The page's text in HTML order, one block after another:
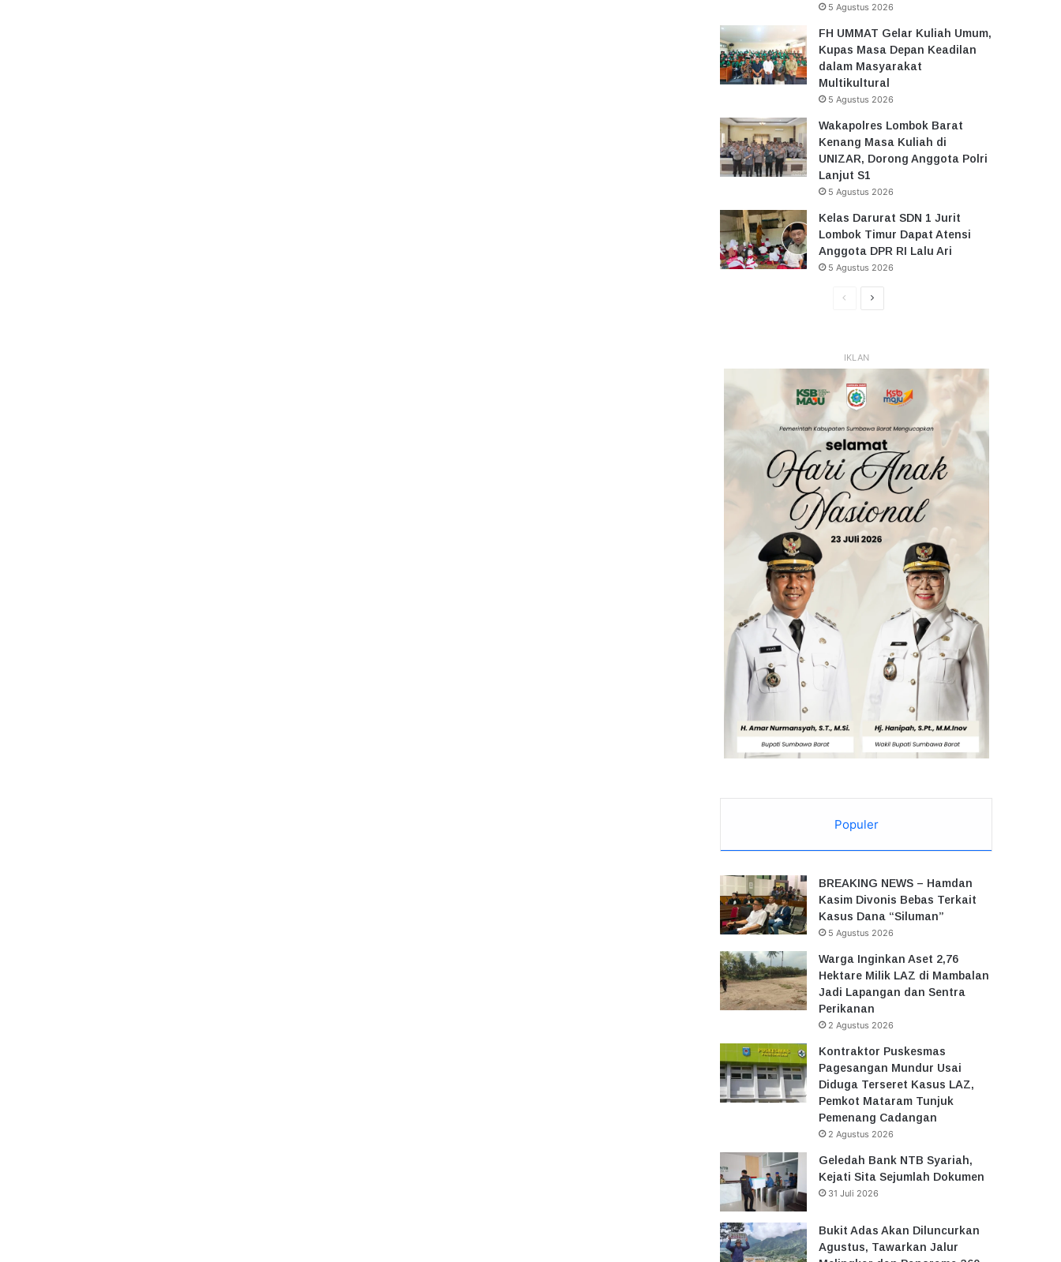
5 Agustus 2026
FH UMMAT Gelar Kuliah Umum,
Kupas Masa Depan Keadilan
dalam Masyarakat
Multikultural
5 Agustus 2026
Wakapolres Lombok Barat
Kenang Masa Kuliah di
UNIZAR, Dorong Anggota Polri
Lanjut S1
5 Agustus 2026
Kelas Darurat SDN 1 Jurit
Lombok Timur Dapat Atensi
Anggota DPR RI Lalu Ari
5 Agustus 2026
HalamanHalaman
IKLAN
Populer
BREAKING NEWS – Hamdan
Kasim Divonis Bebas Terkait
Kasus Dana “Siluman”
5 Agustus 2026
Warga Inginkan Aset 2,76
Hektare Milik LAZ di Mambalan
Jadi Lapangan dan Sentra
Perikanan
2 Agustus 2026
Kontraktor Puskesmas
Pagesangan Mundur Usai
Diduga Terseret Kasus LAZ,
Pemkot Mataram Tunjuk
Pemenang Cadangan
2 Agustus 2026
Geledah Bank NTB Syariah,
Kejati Sita Sejumlah Dokumen
31 Juli 2026
Bukit Adas Akan Diluncurkan
Agustus, Tawarkan Jalur